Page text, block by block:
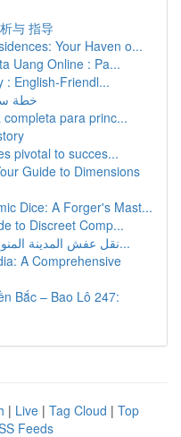
与 指导
Your Haven o...
Uang Online : Pa...
: English-Friendl...
خطة
para princ...
pivotal to succes...
Guide to Dimensions
Dice: A Forger's Mast...
to Discreet Comp...
نقل عفش المدينة المنورة: دليل شامل للخدمات والأ...
A Comprehensive
Bắc – Bao Lô 247:
| Live | Tag Cloud | Top
Feeds